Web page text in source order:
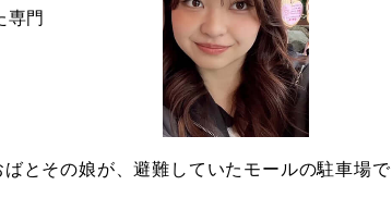
専門
とその娘が、避難していたモールの駐車場で